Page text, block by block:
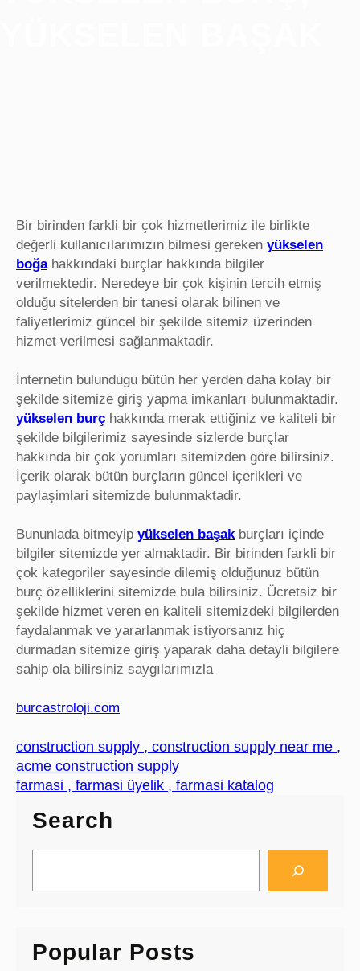
Bir birinden farkli bir çok hizmetlerimiz ile birlikte
değerli kullanıcılarımızın bilmesi gereken yükselen
boğahakkındaki burçlar hakkında bilgiler
verilmektedir. Neredeye bir çok kişinin tercih etmiş
olduğu sitelerden bir tanesi olarak bilinen ve
faliyetlerimiz güncel bir şekilde sitemiz üzerinden
hizmet verilmesi sağlanmaktadir.
İnternetin bulundugu bütün her yerden daha kolay bir
şekilde sitemize giriş yapma imkanları bulunmaktadir.
yükselen burç hakkında merak ettiğiniz ve kaliteli bir
şekilde bilgilerimiz sayesinde sizlerde burçlar
hakkında bir çok yorumları sitemizden göre bilirsiniz.
İçerik olarak bütün burçların güncel içerikleri ve
paylaşimlari sitemizde bulunmaktadir.
Bununlada bitmeyip yükselen başakburçları içinde
bilgiler sitemizde yer almaktadir. Bir birinden farkli bir
çok kategoriler sayesinde dilemiş olduğunuz bütün
burç özelliklerini sitemizde bula bilirsiniz. Ücretsiz bir
şekilde hizmet veren en kaliteli sitemizdeki bilgilerden
faydalanmak ve yararlanmak istiyorsanız hiç
durmadan sitemize giriş yaparak daha detayli bilgilere
sahip ola bilirsiniz saygılarımızla
burcastroloji.com
construction supply , construction supply near me ,
acme construction supply
farmasi , farmasi üyelik , farmasi katalog
Search
a
h
Popular Posts